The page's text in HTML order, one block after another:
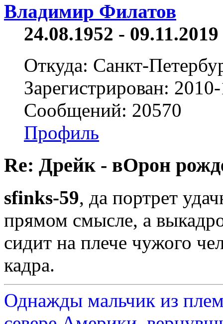
Владимир Филатов
24.08.1952 -
Откуда: Санкт-
Зарегистрирован:
Сообщений: 20570
Профиль
Re: Дрейк - вОрон
sfinks-59, да портрет
прямом смысле, а
сидит на плече чужого
кадра.
Однажды мальчик из